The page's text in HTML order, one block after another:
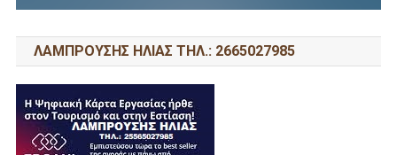
ΛΑΜΠΡΟΥΣΗΣ ΗΛΙΑΣ ΤΗΛ.: 2665027985